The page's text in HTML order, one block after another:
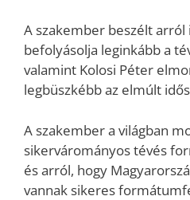
A szakember beszélt
befolyásolja leginkább a
valamint Kolosi Péter
legbüszkébb az elmúlt
A szakember a világban
sikervárományos tévés
és arról, hogy
vannak sikeres